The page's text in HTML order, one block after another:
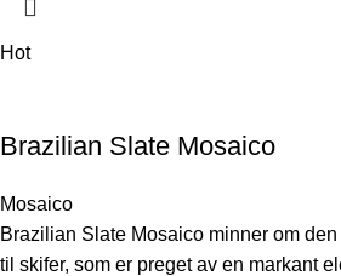
Hot
Brazilian Slate Mosaico
Mosaico
Brazilian Slate Mosaico minner om
til skifer, som er preget av en markant